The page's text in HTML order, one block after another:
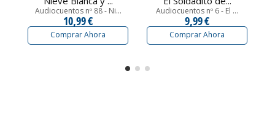
Audiocuentos nº 88 - Ni...
10,99 €
Comprar Ahora
Audiocuentos nº 6 - El ...
9,99 €
Comprar Ahora